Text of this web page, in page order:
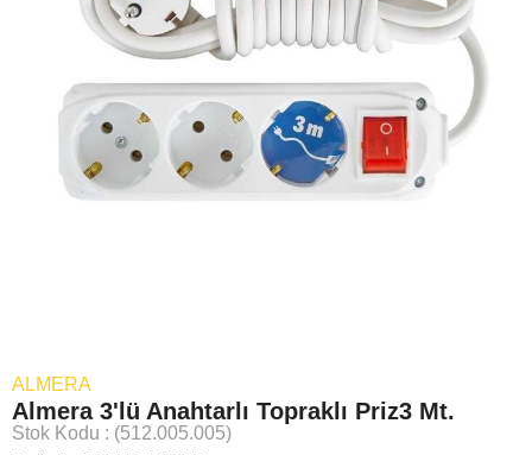
ALMERA
Almera 3'lü Anahtarlı Topraklı Priz3 Mt.
Stok Kodu (512.005.005)